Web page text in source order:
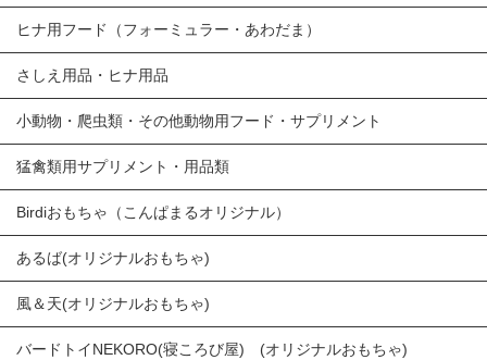
ヒナ用フード（フォーミュラー・あわだま）
さしえ用品・ヒナ用品
小動物・爬虫類・その他動物用フード・サプリメント
猛禽類用サプリメント・用品類
Birdiおもちゃ（こんぱまるオリジナル）
あるば(オリジナルおもちゃ)
風＆天(オリジナルおもちゃ)
バードトイNEKORO(寝ころび屋) (オリジナルおもちゃ)